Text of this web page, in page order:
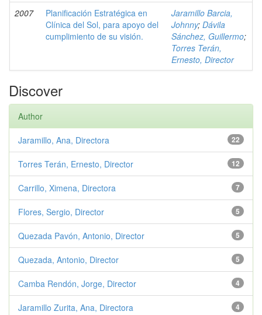
2007
Planificación Estratégica en
Clínica del Sol, para apoyo del
cumplimiento de su visión.
Jaramillo Barcia,
Johnny; Dávila
Sánchez, Guillermo;
Torres Terán,
Ernesto, Director
Discover
Author
22
Jaramillo, Ana, Directora
12
Torres Terán, Ernesto, Director
7
Carrillo, Ximena, Directora
5
Flores, Sergio, Director
5
Quezada Pavón, Antonio, Director
5
Quezada, Antonio, Director
4
Camba Rendón, Jorge, Director
4
Jaramillo Zurita, Ana, Directora